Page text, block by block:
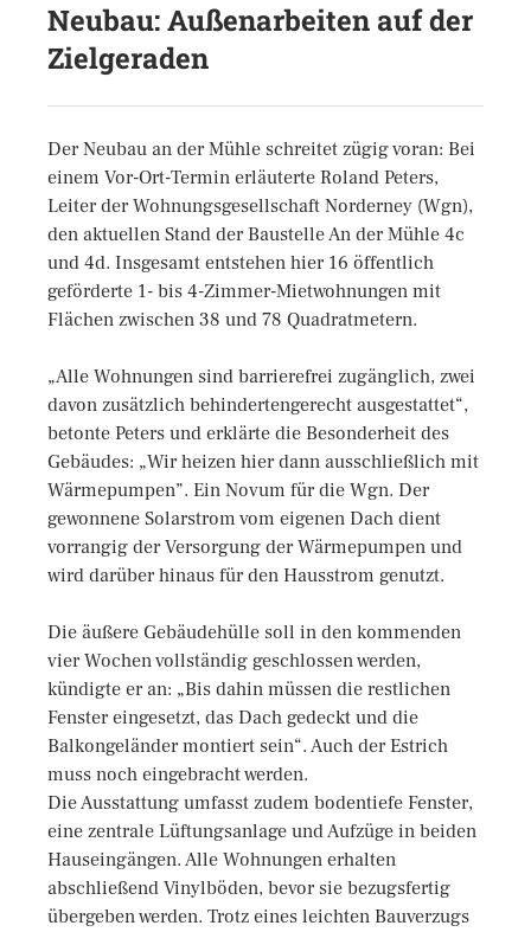
Neubau: Außenarbeiten auf der
Zielgeraden
Der Neubau an der Mühle schreitet zügig voran: Bei
einem Vor-Ort-Termin erläuterte Roland Peters,
Leiter der Wohnungsgesellschaft Norderney (Wgn),
den aktuellen Stand der Baustelle An der Mühle 4c
und 4d. Insgesamt entstehen hier 16 öffentlich
geförderte 1- bis 4-Zimmer-Mietwohnungen mit
Flächen zwischen 38 und 78 Quadratmetern.
„Alle Wohnungen sind barrierefrei zugänglich, zwei
davon zusätzlich behindertengerecht ausgestattet“,
betonte Peters und erklärte die Besonderheit des
Gebäudes: „Wir heizen hier dann ausschließlich mit
Wärmepumpen”. Ein Novum für die Wgn. Der
gewonnene Solarstrom vom eigenen Dach dient
vorrangig der Versorgung der Wärmepumpen und
wird darüber hinaus für den Hausstrom genutzt.
Die äußere Gebäudehülle soll in den kommenden
vier Wochen vollständig geschlossen werden,
kündigte er an: „Bis dahin müssen die restlichen
Fenster eingesetzt, das Dach gedeckt und die
Balkongeländer montiert sein“. Auch der Estrich
muss noch eingebracht werden.
Die Ausstattung umfasst zudem bodentiefe Fenster,
eine zentrale Lüftungsanlage und Aufzüge in beiden
Hauseingängen. Alle Wohnungen erhalten
abschließend Vinylböden, bevor sie bezugsfertig
übergeben werden. Trotz eines leichten Bauverzugs